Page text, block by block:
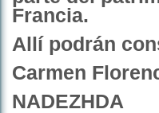
Francia.
Allí podrán
Carmen
NADEZHDA